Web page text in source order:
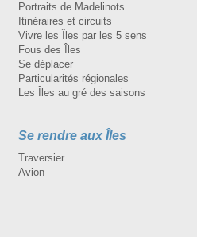
Portraits de Madelinots
Itinéraires et circuits
Vivre les Îles par les 5 sens
Fous des Îles
Se déplacer
Particularités régionales
Les Îles au gré des saisons
Se rendre aux Îles
Traversier
Avion